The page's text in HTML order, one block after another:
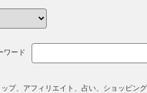
ワード
プ、アフィリエイト、占い、ショッピン